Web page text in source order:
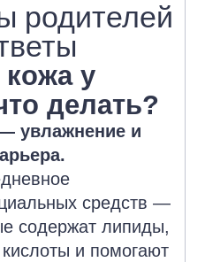
родителей
у
делать?
увлажнение и
средств —
содержат липиды,
и помогают